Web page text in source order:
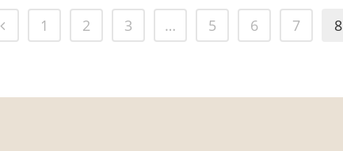
1 2 3 … 5 6 7 8